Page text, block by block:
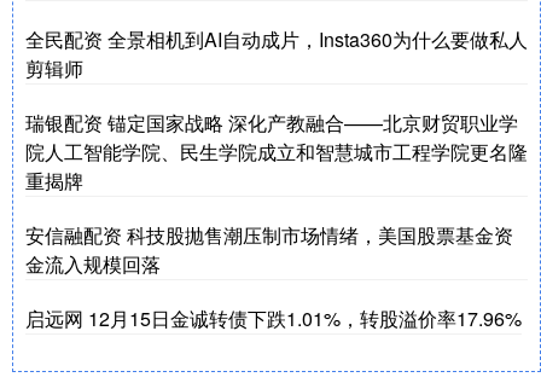
全民配资 全景相机到AI自动成片，Insta360为什么要做私人
剪辑师
瑞银配资 锚定国家战略 深化产教融合——北京财贸职业学
院人工智能学院、民生学院成立和智慧城市工程学院更名隆
重揭牌
安信融配资 科技股抛售潮压制市场情绪，美国股票基金资
金流入规模回落
启远网 12月15日金诚转债下跌1.01%，转股溢价率17.96%